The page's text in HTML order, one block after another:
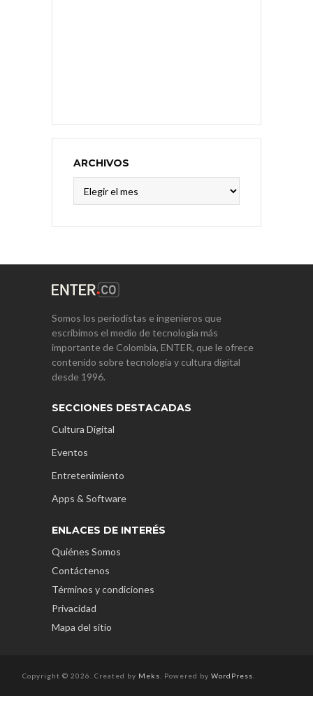
ARCHIVOS
Somos los periodistas e ingenieros que
escribimos el medio de tecnología más
importante de Colombia, ENTER, que le ofrece
contenido sobre tecnología y cultura digital
desde 1996.
SECCIONES DESTACADAS
Cultura Digital
Eventos
Entretenimiento
Apps & Software
ENLACES DE INTERÉS
Quiénes Somos
Contáctenos
Términos y condiciones
Privacidad
Mapa del sitio
Copyright © 2026. Created by Meks . Powered by WordPress